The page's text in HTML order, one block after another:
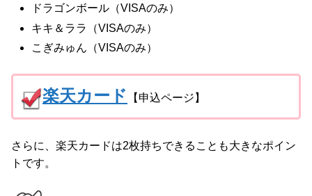
ドラゴンボール（VISAのみ）
キキ＆ララ（VISAのみ）
こぎみゅん（VISAのみ）
楽天カード 【申込ページ】
さらに、楽天カードは2枚持ちできることも大きなポイン
トです。